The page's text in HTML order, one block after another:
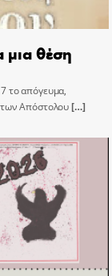
μια θέση
το απόγευμα,
των Απόστολου[…]